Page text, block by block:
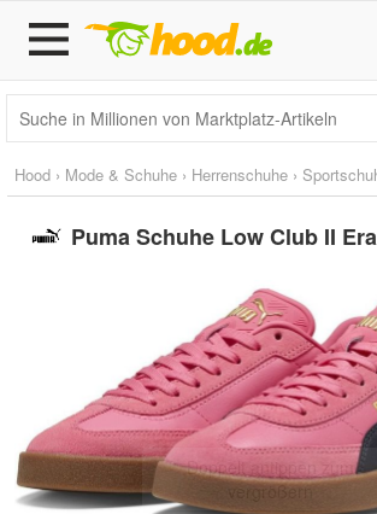
Hood › Mode & Schuhe › Herrenschuhe ›
Puma Schuhe Low Club II
Doppelt antippen zum
vergrößern